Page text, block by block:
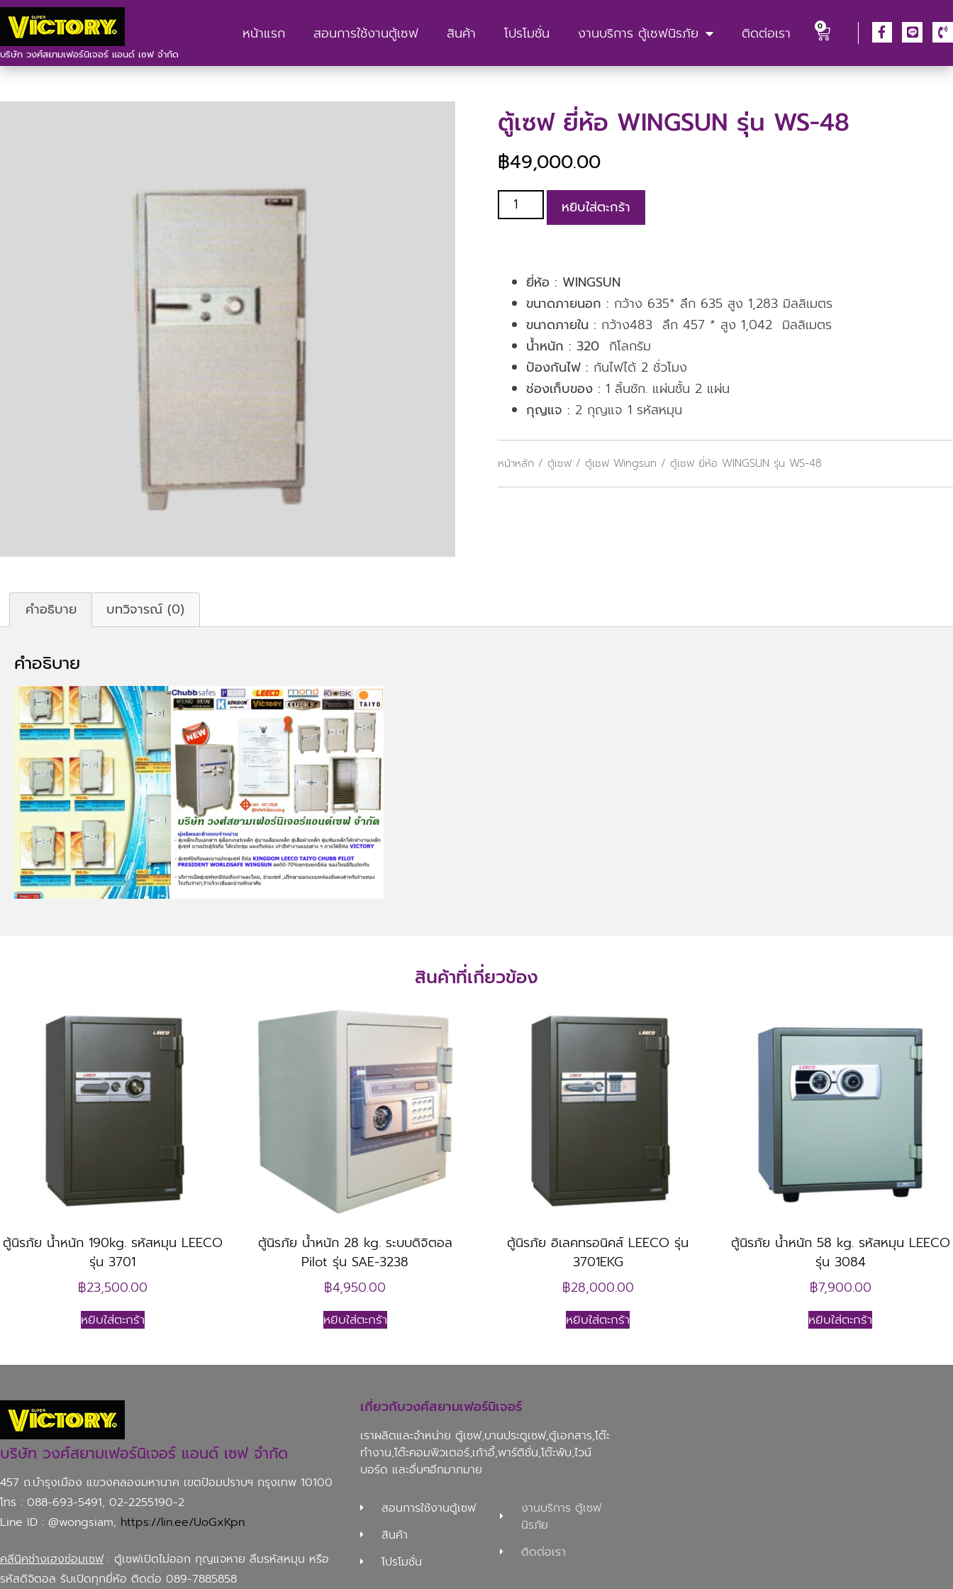
บริษัท วงศ์สยามเฟอร์นิเจอร์ แอนด์ เซฟ จำกัด
หน้าแรก สอนการใช้งานตู้เซฟ สินค้า โปรโมชั่น งานบริการ ตู้เซฟนิรภัย ติดต่อเรา 0
ตู้เซฟ ยี่ห้อ WINGSUN รุ่น WS-48
฿49,000.00
หยิบใส่ตะกร้า
ยี่ห้อ : WINGSUN
ขนาดภายนอก : กว้าง 635* ลึก 635 สูง 1,283 มิลลิเมตร
ขนาดภายใน : กว้าง483 ลึก 457 * สูง 1,042 มิลลิเมตร
น้ำหนัก : 320 กิโลกรัม
ป้องกันไฟ : กันไฟได้ 2 ชั่วโมง
ช่องเก็บของ : 1 ลิ้นชัก. แผ่นชั้น 2 แผ่น
กุญแจ : 2 กุญแจ 1 รหัสหมุน
หน้าหลัก / ตู้เซฟ/ ตู้เซฟ Wingsun / ตู้เซฟ ยี่ห้อ WINGSUN รุ่น WS-48
คำอธิบาย บทวิจารณ์ (0)
คำอธิบาย
สินค้าที่เกี่ยวข้อง
ตู้นิรภัย น้ำหนัก 190kg. รหัสหมุน LEECO
รุ่น 3701
฿23,500.00
หยิบใส่ตะกร้า
ตู้นิรภัย น้ำหนัก 28 kg. ระบบดิจิตอล
Pilot รุ่น SAE-3238
฿4,950.00
หยิบใส่ตะกร้า
ตู้นิรภัย อิเลคทรอนิคส์ LEECO รุ่น
3701EKG
฿28,000.00
หยิบใส่ตะกร้า
ตู้นิรภัย น้ำหนัก 58 kg. รหัสหมุน LEECO
รุ่น 3084
฿7,900.00
หยิบใส่ตะกร้า
บริษัท วงศ์สยามเฟอร์นิเจอร์ แอนด์ เซฟ จำกัด
457 ถ.บำรุงเมือง แขวงคลองมหานาค เขตป้อมปราบฯ กรุงเทพ 10100
โทร : 088-693-5491, 02-2255190-2
Line ID : @wongsiam, https://lin.ee/UoGxKpn
คลีนิคช่างเฮงซ่อมเซฟ : ตู้เซฟเปิดไม่ออก กุญแจหาย ลืมรหัสหมุน หรือ
รหัสดิจิตอล รับเปิดทุกยี่ห้อ ติดต่อ 089-7885858
เกี่ยวกับวงศ์สยามเฟอร์นิเจอร์
เราผลิตและจำหน่าย ตู้เซฟ,บานประตูเซฟ,ตู้เอกสาร,โต๊ะ
ทำงาน,โต๊ะคอมพิวเตอร์,เก้าอี้,พาร์ติชั่น,โต๊ะพับ,ไวน์
บอร์ด และอื่นๆอีกมากมาย
สอนการใช้งานตู้เซฟ
สินค้า
โปรโมชั่น
งานบริการ ตู้เซฟ
นิรภัย
ติดต่อเรา